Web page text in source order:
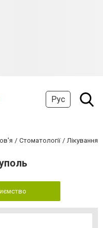
Рус
Стоматології
Лікування